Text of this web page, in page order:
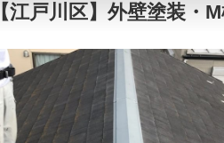
【江戸川区】外壁塗装・